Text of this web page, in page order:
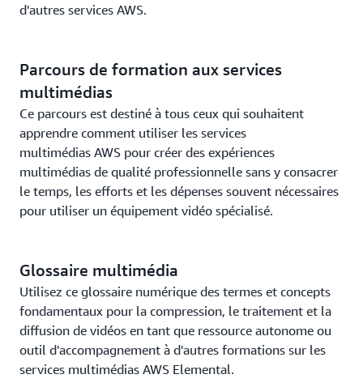
d'autres services AWS.
Parcours de formation aux services
multimédias
Ce parcours est destiné à tous ceux qui souhaitent
apprendre comment utiliser les services
multimédias AWS pour créer des expériences
multimédias de qualité professionnelle sans y consacrer
le temps, les efforts et les dépenses souvent nécessaires
pour utiliser un équipement vidéo spécialisé.
Glossaire multimédia
Utilisez ce glossaire numérique des termes et concepts
fondamentaux pour la compression, le traitement et la
diffusion de vidéos en tant que ressource autonome ou
outil d'accompagnement à d'autres formations sur les
services multimédias AWS Elemental.